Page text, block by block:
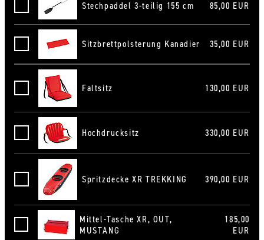
Stechpaddel 3-teilig 155 cmStechpaddel 3-teilig 155 cm 85,00 EUR
Sitzbrettpolsterung KanadierSitzbrettpolsterung Kanadier 35,00 EUR
Faltsitz Faltsitz 130,00 EUR
Hochdrucksitz Hochdrucksitz 330,00 EUR
Spritzdecke XR TREKKINGSpritzdecke XR TREKKING 390,00 EUR
Mittel-Tasche XR, OUT, MUSTANG
Mittel-Tasche XR, OUT,
MUSTANG
185,00
EUR